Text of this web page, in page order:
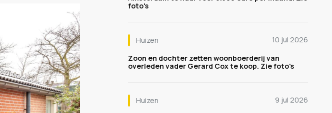
foto's
Huizen
10 jul 2026
Zoon en dochter zetten woonboerderij van
overleden vader Gerard Cox te koop. Zie foto's
Huizen
9 jul 2026